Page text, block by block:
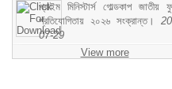
প্রাইম মিনিস্টার্স গোল্ডকাপ জাতীয়
প্রতিযোগিতায় ২০২৬ সংক্রান্ত।
07-29
View more